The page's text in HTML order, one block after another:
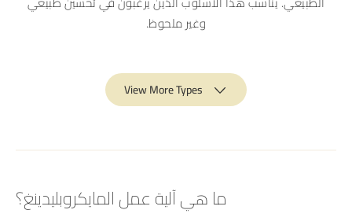
وغير ملحوظ.
View More Types
ما هي آلية عمل المايكروبليدينغ؟